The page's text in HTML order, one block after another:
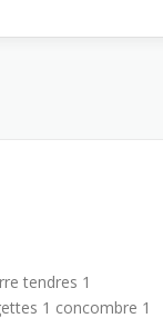
tendres 1
1 concombre 1